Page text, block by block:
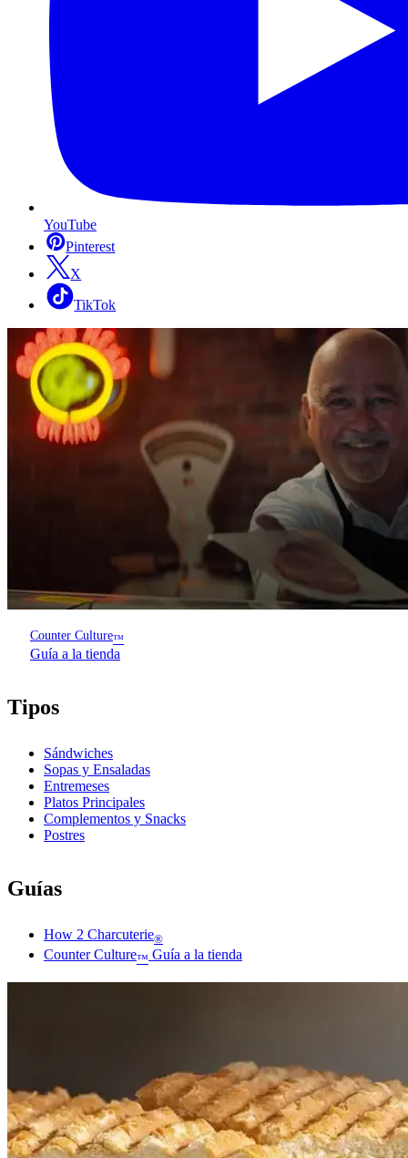
YouTube
Pinterest
X
TikTok
Counter Culture™
Guía a la tienda
Tipos
Sándwiches
Sopas y Ensaladas
Entremeses
Platos Principales
Complementos y Snacks
Postres
Guías
How 2 Charcuterie®
Counter Culture™ Guía a la tienda